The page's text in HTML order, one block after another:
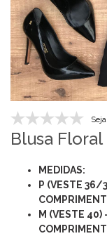
Blusa
MEDIDAS:
P (VESTE 36/
M (VESTE 40)